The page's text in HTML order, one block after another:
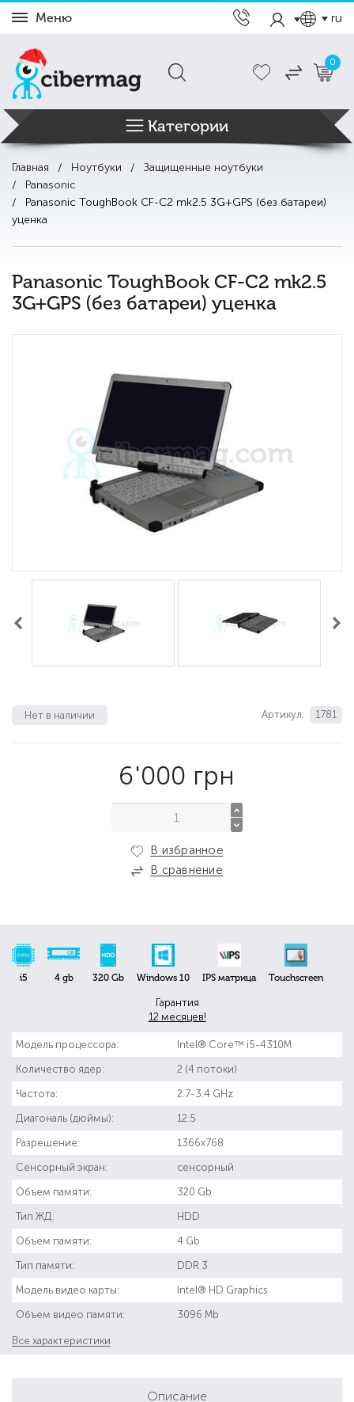
Меню ru
0
Категории
Главная Ноутбуки
Защищенные ноутбуки
Panasonic
Panasonic ToughBook CF-C2 mk2.5 3G+GPS (без батареи)
уценка
Panasonic ToughBook CF-C2 mk2.5
3G+GPS (без батареи) уценка
i5 4 gb 320 Gb Windows 10 IPS матрица Touchscreen
Гарантия
12 месяцев!
Модель процессора: Intel® Core™ i5-4310M
Количество ядер: 2 (4 потоки)
Частота: 2.7-3.4 GHz
Диагональ (дюймы): 12.5
Разрешение: 1366x768
Сенсорный экран: сенсорный
Объем памяти: 320 Gb
Тип ЖД: HDD
Объем памяти: 4 Gb
Тип памяти: DDR 3
Модель видео карты: Intel® HD Graphics
Объем видео памяти: 3096 Mb
Все характеристики
Артикул: 1781
Нет в наличии
6'000 грн
В избранное
В сравнение
Описание